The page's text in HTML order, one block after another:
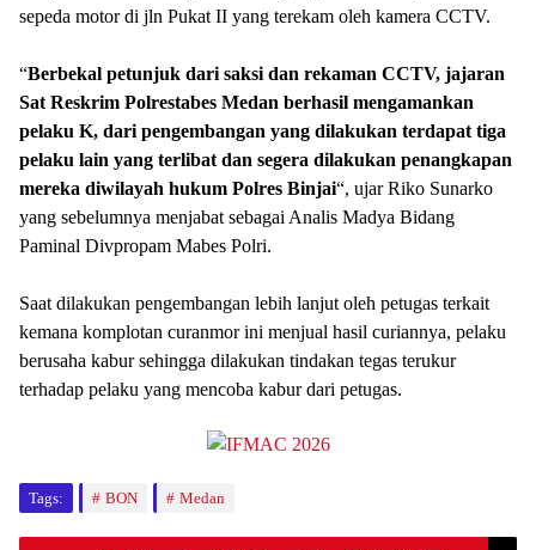
sepeda motor di jln Pukat II yang terekam oleh kamera CCTV.
“Berbekal petunjuk dari saksi dan rekaman CCTV, jajaran
Sat Reskrim Polrestabes Medan berhasil mengamankan
pelaku K, dari pengembangan yang dilakukan terdapat tiga
pelaku lain yang terlibat dan segera dilakukan penangkapan
mereka diwilayah hukum Polres Binjai“, ujar Riko Sunarko
yang sebelumnya menjabat sebagai Analis Madya Bidang
Paminal Divpropam Mabes Polri.
Saat dilakukan pengembangan lebih lanjut oleh petugas terkait
kemana komplotan curanmor ini menjual hasil curiannya, pelaku
berusaha kabur sehingga dilakukan tindakan tegas terukur
terhadap pelaku yang mencoba kabur dari petugas.
Tags: BON Medan